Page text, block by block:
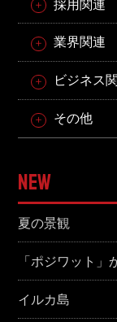
採用関連
業界関連
ビジネス
その他
NEW
夏の景観
「ポジワット
イルカ島